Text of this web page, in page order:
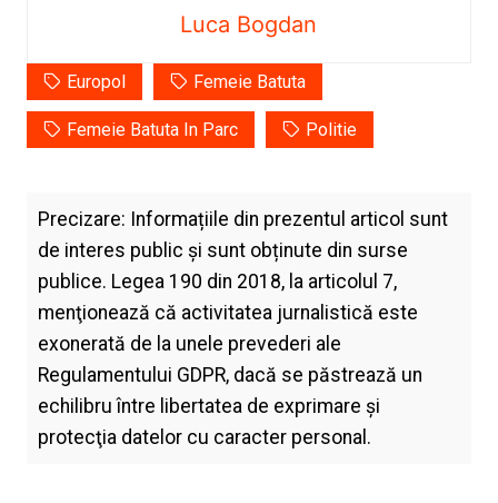
Luca Bogdan
Europol Femeie Batuta
Femeie Batuta In Parc Politie
Precizare: Informațiile din prezentul articol sunt
de interes public și sunt obținute din surse
publice. Legea 190 din 2018, la articolul 7,
menţionează că activitatea jurnalistică este
exonerată de la unele prevederi ale
Regulamentului GDPR, dacă se păstrează un
echilibru între libertatea de exprimare şi
protecţia datelor cu caracter personal.